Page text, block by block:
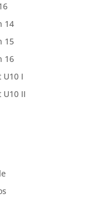
14
15
16
I
II